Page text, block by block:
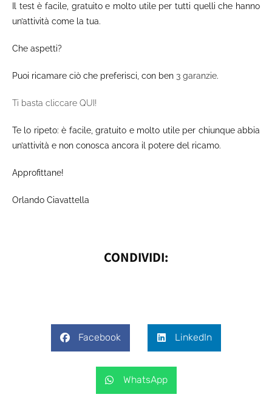
Il test è facile, gratuito e molto utile per tutti quelli che hanno
un’attività come la tua.
Che aspetti?
Puoi ricamare ciò che preferisci, con ben 3 garanzie.
Ti basta cliccare QUI!
Te lo ripeto: è facile, gratuito e molto utile per chiunque abbia
un’attività e non conosca ancora il potere del ricamo.
Approfittane!
Orlando Ciavattella
CONDIVIDI:
Facebook LinkedIn
WhatsApp